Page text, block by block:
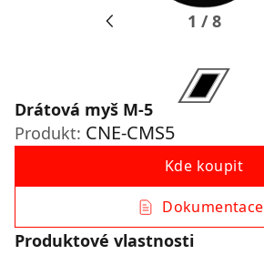
1 /8
Drátová myš M-5
Produkt: CNE-CMS5
Kde koupit
Dokumentace
Produktové vlastnosti